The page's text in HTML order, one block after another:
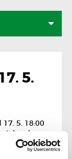
5.
5. 18:00
obce
či
linek